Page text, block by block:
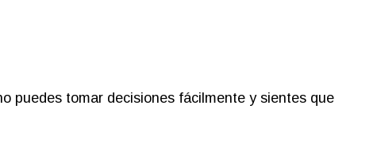
puedes tomar decisiones fácilmente y sientes que